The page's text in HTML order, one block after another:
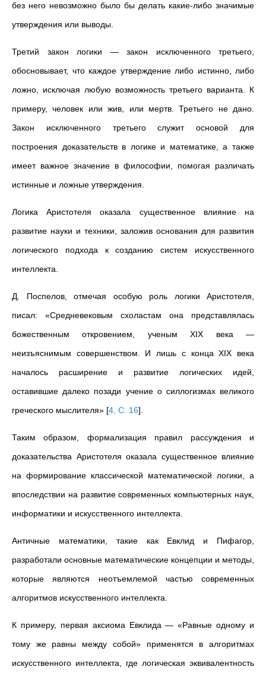
без него невозможно было бы делать какие-либо значимые
утверждения или выводы.
Третий закон логики — закон исключенного третьего,
обосновывает, что каждое утверждение либо истинно, либо
ложно, исключая любую возможность третьего варианта. К
примеру, человек или жив, или мертв. Третьего не дано.
Закон исключенного третьего служит основой для
построения доказательств в логике и математике, а также
имеет важное значение в философии, помогая различать
истинные и ложные утверждения.
Логика Аристотеля оказала существенное влияние на
развитие науки и техники, заложив основания для развития
логического подхода к созданию систем искусственного
интеллекта.
Д. Поспелов, отмечая особую роль логики Аристотеля,
писал: «Средневековым схоластам она представлялась
божественным откровением, ученым XIX века —
неизъяснимым совершенством. И лишь с конца XIX века
началось расширение и развитие логических идей,
оставившие далеко позади учение о силлогизмах великого
греческого мыслителя» [4, С. 16]
Таким образом, формализация правил рассуждения и
доказательства Аристотеля оказала существенное влияние
на формирование классической математической логики, а
впоследствии на развитие современных компьютерных наук,
информатики и искусственного интеллекта.
Античные математики, такие как Евклид и Пифагор,
разработали основные математические концепции и методы,
которые являются неотъемлемой частью современных
алгоритмов искусственного интеллекта.
К примеру, первая аксиома Евклида — «Равные одному и
тому же равны между собой» применятся в алгоритмах
искусственного интеллекта, где логическая эквивалентность